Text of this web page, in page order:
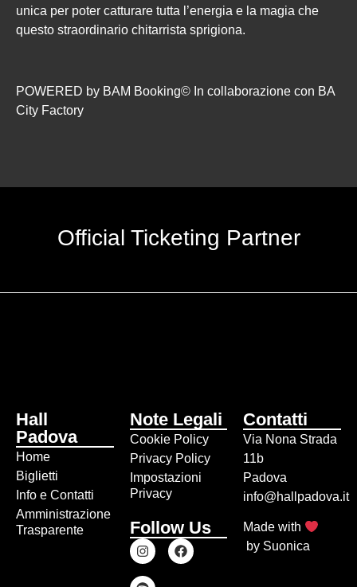
unica per poter catturare tutta l’energia e la magia che
questo straordinario chitarrista sprigiona.
POWERED by BAM Booking© In collaborazione con BA
City Factory
Official Ticketing Partner
Hall
Padova
Home
Biglietti
Info e Contatti
Amministrazione
Trasparente
Note Legali
Cookie Policy
Privacy Policy
Impostazioni
Privacy
Follow Us
Contatti
Via Nona Strada
11b
Padova
info@hallpadova.it
Made with
by Suonica